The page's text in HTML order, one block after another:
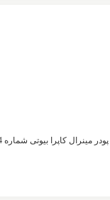
مینرال کاپرا بیوتی شماره 404